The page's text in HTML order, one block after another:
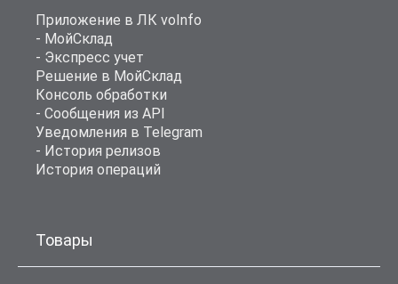
Приложение в ЛК voInfo
- МойСклад
- Экспресс учет
Решение в МойСклад
Консоль обработки
- Сообщения из API
Уведомления в Telegram
- История релизов
История операций
Товары